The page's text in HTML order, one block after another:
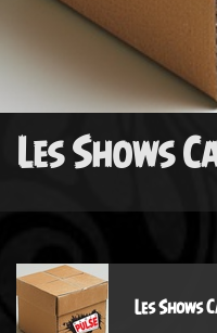
Les Shows
Les Shows